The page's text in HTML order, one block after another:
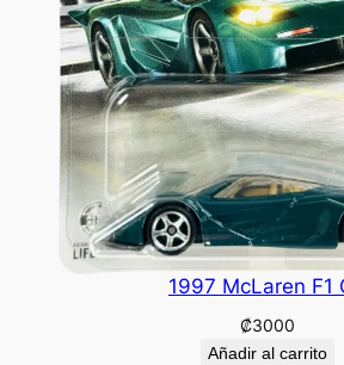
1997 McLaren F1
₡3000
Añadir al carrito